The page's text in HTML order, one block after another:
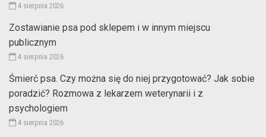
4 sierpnia 2026
Zostawianie psa pod sklepem i w innym miejscu
publicznym
4 sierpnia 2026
Śmierć psa. Czy można się do niej przygotować? Jak sobie
poradzić? Rozmowa z lekarzem weterynarii i z
psychologiem
4 sierpnia 2026